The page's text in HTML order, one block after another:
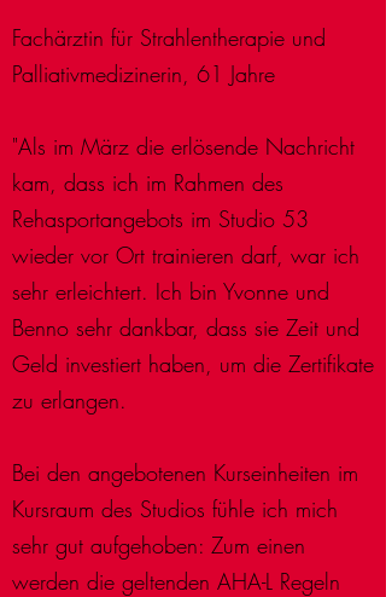
Fachärztin für Strahlentherapie und
Palliativmedizinerin, 61 Jahre
"Als im März die erlösende Nachricht
kam, dass ich im Rahmen des
Rehasportangebots im Studio 53
wieder vor Ort trainieren darf, war ich
sehr erleichtert. Ich bin Yvonne und
Benno sehr dankbar, dass sie Zeit und
Geld investiert haben, um die Zertifikate
zu erlangen.
Bei den angebotenen Kurseinheiten im
Kursraum des Studios fühle ich mich
sehr gut aufgehoben: Zum einen
werden die geltenden AHA-L Regeln